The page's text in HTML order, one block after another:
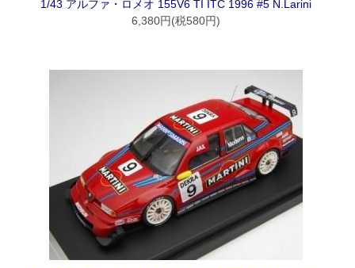
1/43 アルファ・ロメオ 155V6 TI ITC 1996 #5 N.Larini
6,380円(税580円)